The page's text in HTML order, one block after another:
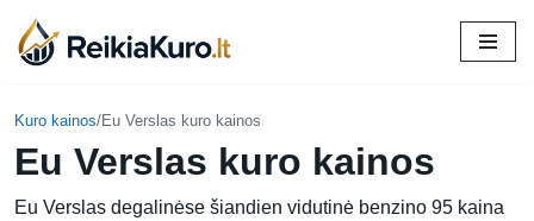
Skip
content
Kuro kainos/Eu Verslas kuro kainos
Eu Verslas kuro kainos
Eu Verslas degalinėse šiandien vidutinė benzino 95 kaina